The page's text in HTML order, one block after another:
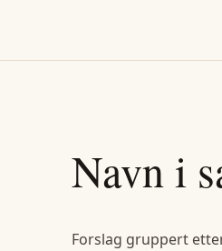
Navn i
Forslag gruppert